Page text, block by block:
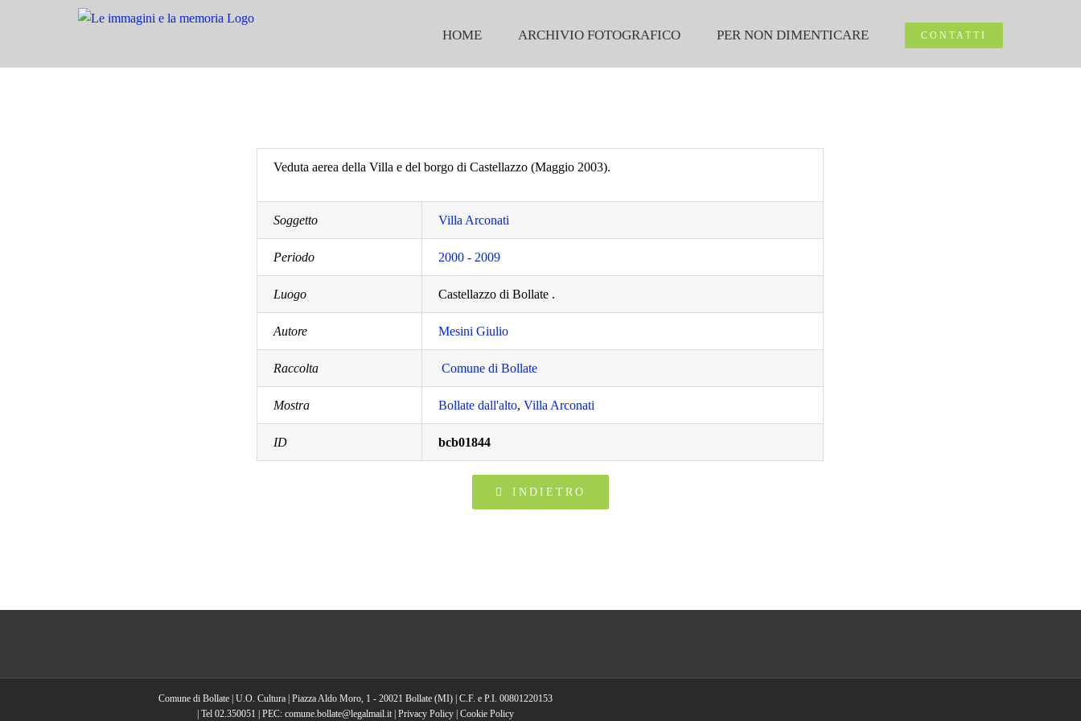
HOME ARCHIVIO FOTOGRAFICO PER NON DIMENTICARE CONTATTI
Veduta aerea della Villa e del borgo di Castellazzo (Maggio 2003).
Soggetto Villa Arconati
Periodo 2000 - 2009
Luogo Castellazzo di Bollate .
Autore Mesini Giulio
Raccolta Comune di Bollate
Mostra Bollate dall'alto,Villa Arconati
ID bcb01844
INDIETRO
Comune di Bollate | U.O. Cultura | Piazza Aldo Moro, 1 - 20021 Bollate (MI) | C.F. e P.I. 00801220153
| Tel 02.350051 | PEC: comune.bollate@legalmail.it | Privacy Policy Cookie Policy